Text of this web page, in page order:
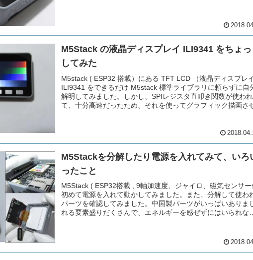
M5Stack の液晶ディスプレイ ILI9341 をちょっ
してみた
M5stack ( ESP32 搭載）にある TFT LCD （液晶ディスプレイ
ILI9341 をできるだけ M5stack 標準ライブラリに頼らずに自
解明してみました。しかし、SPIレジスタ直叩き関数が使わ
て、十分高速だったため、それを使ってグラフィック描画さ
M5Stackを分解したり電源を入れてみて、いろ
ったこと
M5Stack ( ESP32搭載 , 9軸加速度、ジャイロ、磁気センサー
初めて電源を入れて動かしてみました。また、分解して使わ
パーツを確認してみました。中国製パーツがいっぱいありま
れる要素盛りだくさんで、エネルギーを感ぜずにはいられな